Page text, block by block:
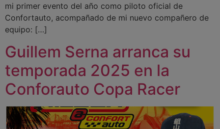
mi primer evento del año como piloto oficial de
Confortauto, acompañado de mi nuevo compañero de
equipo: […]
Guillem Serna arranca su
temporada 2025 en la
Conforauto Copa Racer